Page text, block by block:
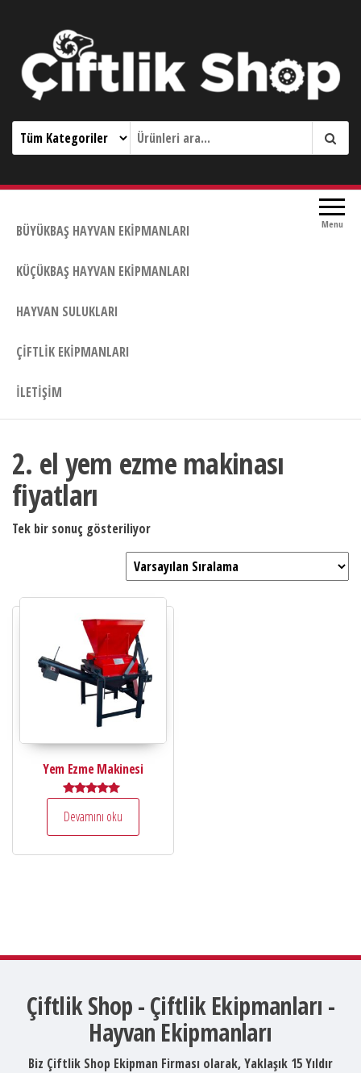
Çiftlik Shop 0533 644 3989
Menu
BÜYÜKBAŞ HAYVAN EKIPMANLARI
KÜÇÜKBAŞ HAYVAN EKIPMANLARI
HAYVAN SULUKLARI
ÇIFTLIK EKIPMANLARI
İLETIŞIM
2. el yem ezme makinası
fiyatları
Tek bir sonuç gösteriliyor
Yem Ezme Makinesi
5.00
oy aldı
Devamını oku
Çiftlik Shop - Çiftlik Ekipmanları -
Hayvan Ekipmanları
Biz Çiftlik Shop Ekipman Firması olarak, Yaklaşık 15 Yıldır